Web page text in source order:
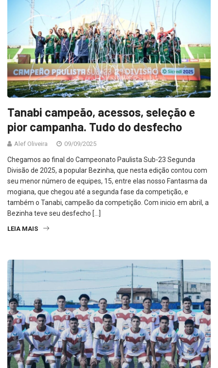
Tanabi campeão, acessos, seleção e
pior campanha. Tudo do desfecho
Alef Oliveira 09/09/2025
Chegamos ao final do Campeonato Paulista Sub-23 Segunda
Divisão de 2025, a popular Bezinha, que nesta edição contou com
seu menor número de equipes, 15, entre elas nosso Fantasma da
mogiana, que chegou até a segunda fase da competição, e
também o Tanabi, campeão da competição. Com inicio em abril, a
Bezinha teve seu desfecho […]
LEIA MAIS